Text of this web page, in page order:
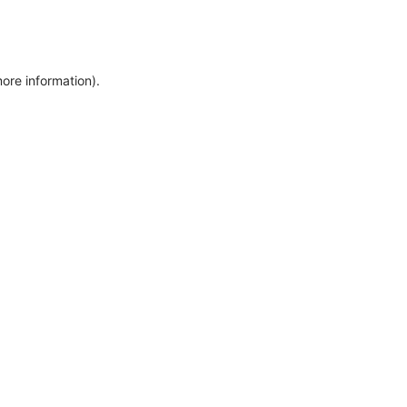
information).